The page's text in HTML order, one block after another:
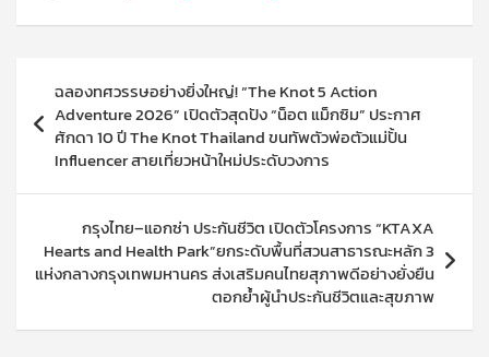
เรื่องฉลองทศวรรษอย่างยิ่งใหญ่! “The Knot 5 Action
Adventure 2026” เปิดตัวสุดปัง “น็อต แม็กซิม” ประกาศ
ศักดา 10 ปี The Knot Thailand ขนทัพตัวพ่อตัวแม่ปั้น
Influencer สายเที่ยวหน้าใหม่ประดับวงการ
กรุงไทย–แอกซ่า ประกันชีวิต เปิดตัวโครงการ “KTAXA
Hearts and Health Park”ยกระดับพื้นที่สวนสาธารณะหลัก 3
แห่งกลางกรุงเทพมหานคร ส่งเสริมคนไทยสุภาพดีอย่างยั่งยืน
ตอกย้ำผู้นำประกันชีวิตและสุขภาพ